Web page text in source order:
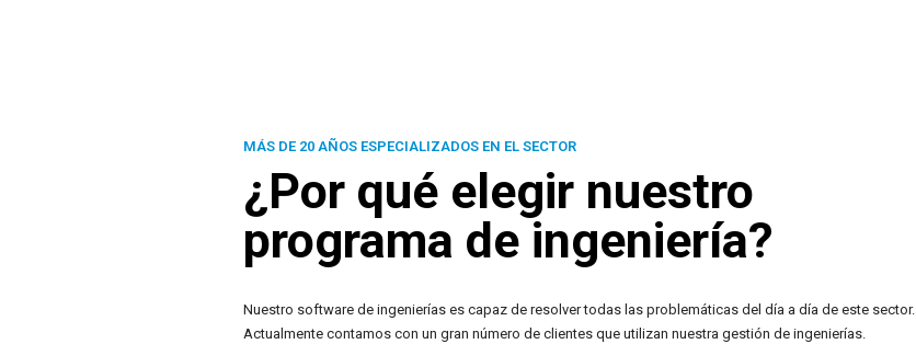
MÁS DE 20 AÑOS ESPECIALIZADOS EN EL SECTOR
¿Por qué elegir nuestro
programa de ingeniería?
Nuestro software de ingenierías es capaz de resolver todas las problemáticas del día a día de este sector.
Actualmente contamos con un gran número de clientes que utilizan nuestra gestión de ingenierías.